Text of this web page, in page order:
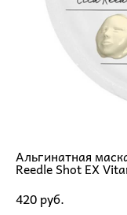
Альгинатная
Reedle Shot EX
420 pуб.